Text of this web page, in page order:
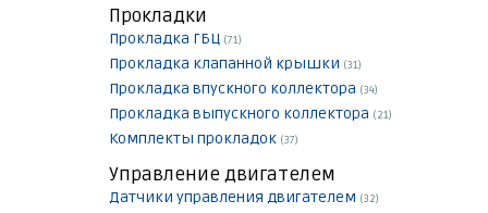
Прокладки
Прокладка ГБЦ (71)
Прокладка клапанной крышки (31)
Прокладка впускного коллектора (34)
Прокладка выпускного коллектора (21)
Комплекты прокладок (37)
Управление двигателем
Датчики управления двигателем (32)